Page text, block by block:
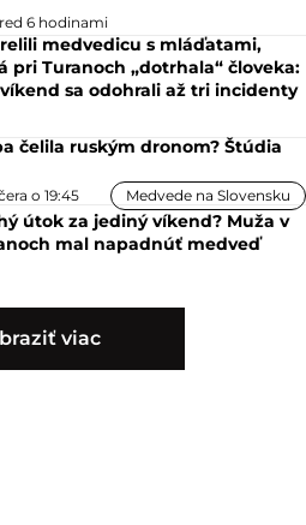
6 hodinami
medvedicu s mláďatami,
pri Turanoch „dotrhala“ človeka:
sa odohrali až tri incidenty
čelila ruským dronom? Štúdia
o 19:45 Medvede na Slovensku
útok za jediný víkend? Muža v
mal napadnúť medveď
viac